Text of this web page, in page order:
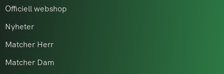
Officiell webshop
Nyheter
Matcher Herr
Matcher Dam